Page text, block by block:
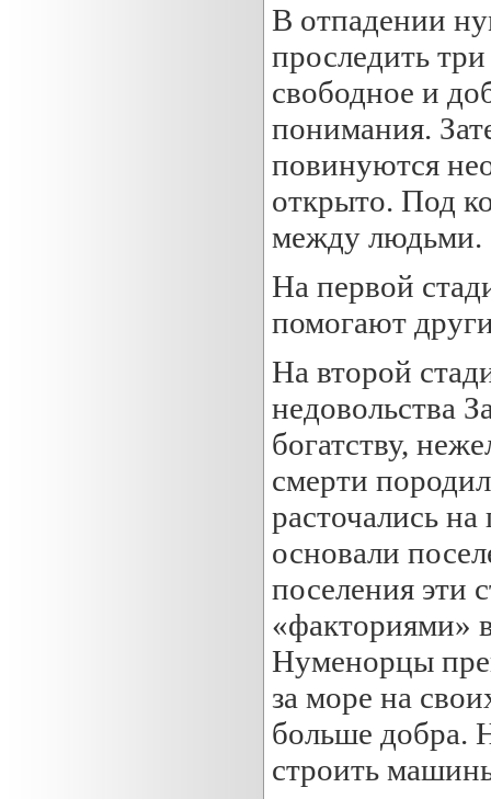
В отпадении
проследить
свободное и
понимания.
повинуются
открыто. Под
между людьми.
На первой
помогают
На второй
недовольства
богатству,
смерти
расточались
основали
поселения эти
«факториями»
Нуменорцы
за море на
больше добра.
строить